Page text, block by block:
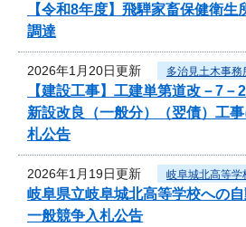
【令和8年度】飛騨家畜保健衛
調達
2026年1月20日更新 多治見土木事務
【建設工事】工建単第道改－7
新設改良（一般分）（翌債）工
札公告
2026年1月19日更新 岐阜城北高等学
岐阜県立岐阜城北高等学校への
一般競争入札公告